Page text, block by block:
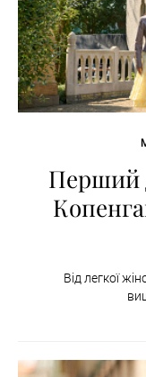
Перший
Від легкої